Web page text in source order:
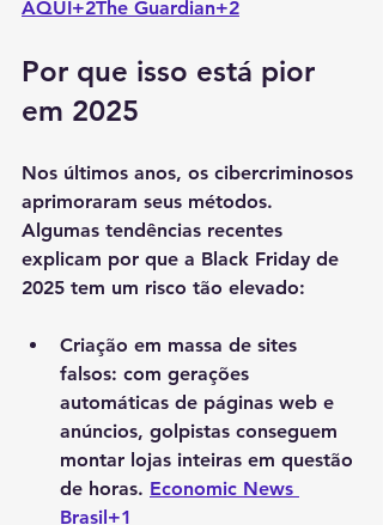
AQUI+2The Guardian+2
Por que isso está pior
em 2025
Nos últimos anos, os cibercriminosos
aprimoraram seus métodos.
Algumas tendências recentes
explicam por que a Black Friday de
2025 tem um risco tão elevado:
Criação em massa de sites
falsos: com gerações
automáticas de páginas web e
anúncios, golpistas conseguem
montar lojas inteiras em questão
de horas. Economic News
Brasil+1